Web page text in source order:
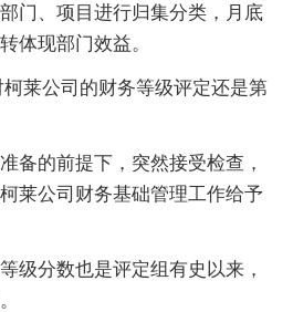
门、项目进行归集分类，月底
体现部门效益。
莱公司的财务等级评定还是第
备的前提下，突然接受检查，
莱公司财务基础管理工作给予
级分数也是评定组有史以来，